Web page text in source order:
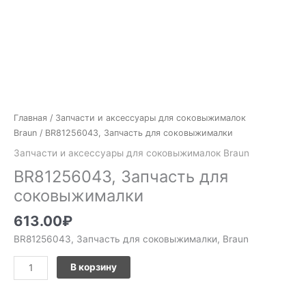
Главная / Запчасти и аксессуары для соковыжималок
Braun / BR81256043, Запчасть для соковыжималки
Запчасти и аксессуары для соковыжималок Braun
BR81256043, Запчасть для
соковыжималки
613.00₽
BR81256043, Запчасть для соковыжималки, Braun
В корзину